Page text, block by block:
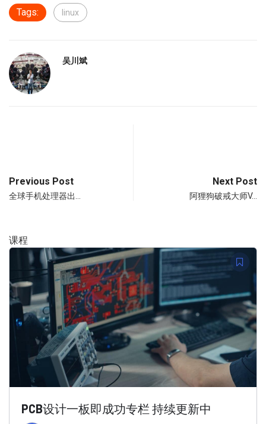
Tags: linux
吴川斌
Previous Post
全球手机处理器出…
Next Post
阿狸狗破戒大师V…
课程
PCB设计一板即成功专栏 持续更新中